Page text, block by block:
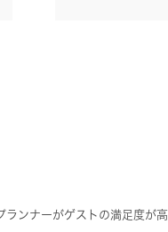
ランナーがゲストの満足度が高